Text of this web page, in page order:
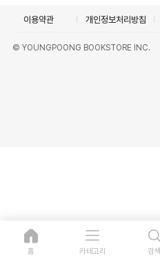
이용약관 개인정보처리방침
© YOUNGPOONG BOOKSTORE INC.
홈 카테고리 검색